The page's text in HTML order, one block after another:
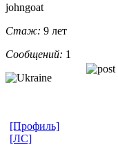
johngoat
Стаж: 9 лет
Сообщений: 1
[Профиль]
[ЛС]